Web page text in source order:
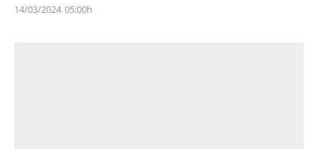
14/03/2024 05:00h